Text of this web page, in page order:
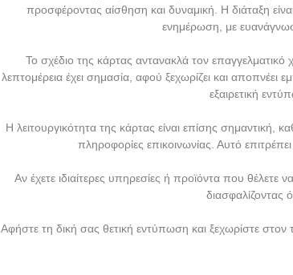
προσφέροντας αίσθηση και δυναμική. Η διάταξη
ενημέρωση, με
Το σχέδιο της κάρτας αντανακλά τον
λεπτομέρεια έχει σημασία, αφού ξεχωρίζει και
εξαιρετική
Η λειτουργικότητα της κάρτας είναι επίσης
πληροφορίες επικοινωνίας. Αυτό
Αν έχετε ιδιαίτερες υπηρεσίες ή προϊόντα που
διασφαλίζοντας
Αφήστε τη δική σας θετική εντύπωση και ξεχωρίστε